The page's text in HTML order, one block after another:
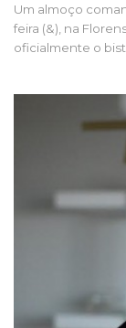
Um almoço
feira (&), na
oficialmente o